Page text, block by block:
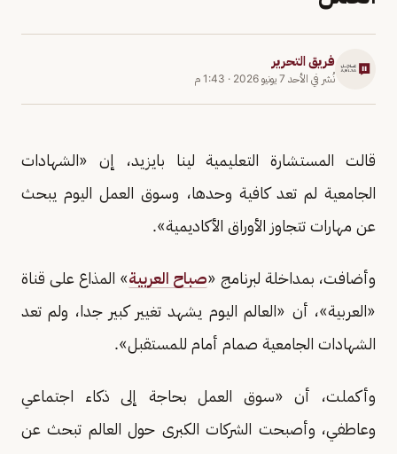
فريق التحرير
نُشر في الأحد 7 يونيو 2026 · 1:43 م
قالت المستشارة التعليمية لينا بايزيد، إن «الشهادات
الجامعية لم تعد كافية وحدها، وسوق العمل اليوم يبحث
عن مهارات تتجاوز الأوراق الأكاديمية».
وأضافت، بمداخلة لبرنامج «صباح العربية» المذاع على قناة
«العربية»، أن «العالم اليوم يشهد تغيير كبير جدا، ولم تعد
الشهادات الجامعية صمام أمام للمستقبل».
وأكملت، أن «سوق العمل بحاجة إلى ذكاء اجتماعي
وعاطفي، وأصبحت الشركات الكبرى حول العالم تبحث عن